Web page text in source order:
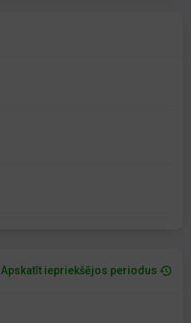
Apskatīt iepriekšējos periodus